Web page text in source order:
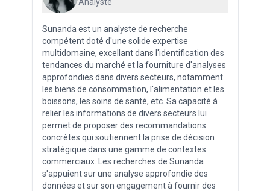
Analyste
Sunanda est un analyste de recherche
compétent doté d'une solide expertise
multidomaine, excellant dans l'identification des
tendances du marché et la fourniture d'analyses
approfondies dans divers secteurs, notamment
les biens de consommation, l'alimentation et les
boissons, les soins de santé, etc. Sa capacité à
relier les informations de divers secteurs lui
permet de proposer des recommandations
concrètes qui soutiennent la prise de décision
stratégique dans une gamme de contextes
commerciaux. Les recherches de Sunanda
s'appuient sur une analyse approfondie des
données et sur son engagement à fournir des